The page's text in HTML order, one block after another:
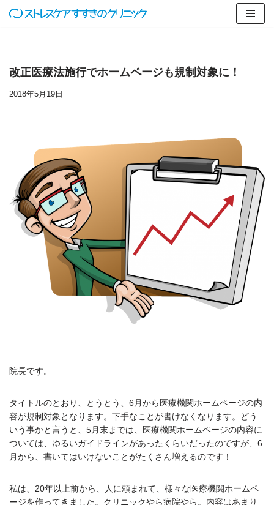
ン
へ
改正医療法施行でホームページも規制対象に！
2018年5月19日
院長です。
タイトルのとおり、とうとう、6月から医療機関ホームページの内
容が規制対象となります。下手なことが書けなくなります。どう
いう事かと言うと、5月末までは、医療機関ホームページの内容に
ついては、ゆるいガイドラインがあったくらいだったのですが、6
月から、書いてはいけないことがたくさん増えるのです！
私は、20年以上前から、人に頼まれて、様々な医療機関ホームペ
ージを作ってきました。クリニックやら病院やら。内容はあまり